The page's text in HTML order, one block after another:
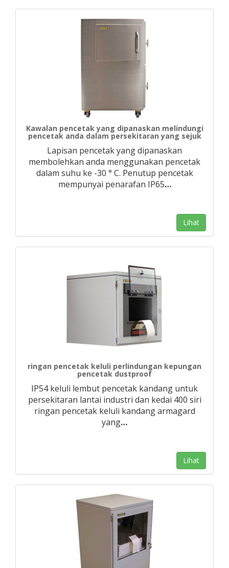
Kawalan pencetak yang dipanaskan melindungi
pencetak anda dalam persekitaran yang sejuk
Lapisan pencetak yang dipanaskan
membolehkan anda menggunakan pencetak
dalam suhu ke -30 ° C. Penutup pencetak
mempunyai penarafan IP65…
Lihat
ringan pencetak keluli perlindungan kepungan
pencetak dustproof
IP54 keluli lembut pencetak kandang untuk
persekitaran lantai industri dan kedai 400 siri
ringan pencetak keluli kandang armagard
yang…
Lihat